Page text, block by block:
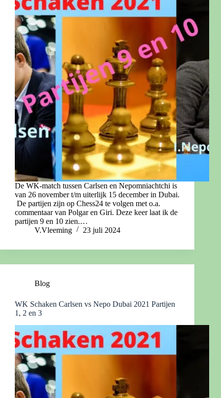
De WK-match tussen Carlsen en Nepomniachtchi is
van 26 november t/m uiterlijk 15 december in Dubai.
De partijen zijn op Chess24 te volgen met o.a.
commentaar van Polgar en Giri. Deze keer laat ik de
partijen 9 en 10 zien.…
V.Vleeming
23 juli 2024
Blog
WK Schaken Carlsen vs Nepo Dubai 2021 Partijen
1, 2 en 3